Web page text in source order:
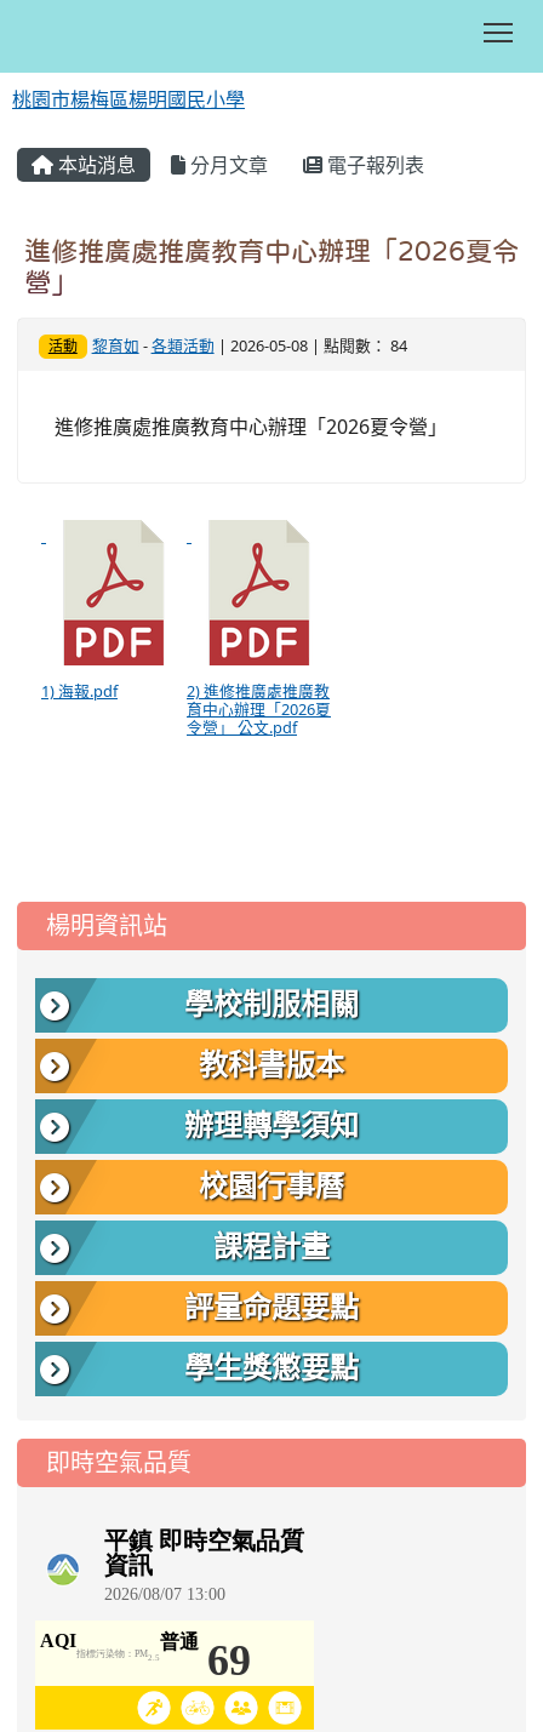
桃園市楊梅區楊明國民小學
本站消息 分月文章 電子報列表
進修推廣處推廣教育中心辦理「2026夏令
營」
活動 黎育如 -各類活動 | 2026-05-08 | 點閱數： 84
進修推廣處推廣教育中心辦理「2026夏令營」
1) 海報.pdf
2) 進修推廣處推廣教
育中心辦理「2026夏
令營」 公文.pdf
::: 楊明資訊站
學校制服相關
教科書版本
辦理轉學須知
校園行事曆
課程計畫
評量命題要點
學生獎懲要點
即時空氣品質